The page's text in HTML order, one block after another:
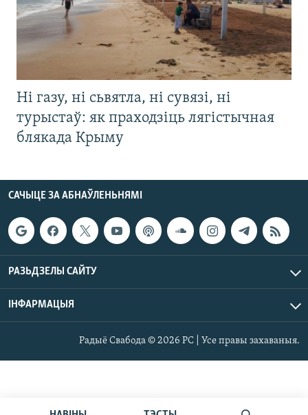
Ні газу, ні сьвятла, ні сувязі, ні
турыстаў: як праходзіць лягістычная
блякада Крыму
САЧЫЦЕ ЗА АБНАЎЛЕНЬНЯМІ
РАЗЬДЗЕЛЫ САЙТУ
ІНФАРМАЦЫЯ
Радыё Свабода © 2026 РС | Усе правы захаваныя.